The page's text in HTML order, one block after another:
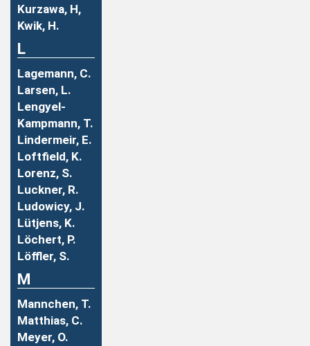
Kurzawa, H,
Kwik, H.
L
Lagemann, C.
Larsen, L.
Lengyel-
Kampmann, T.
Lindermeir, E.
Loftfield, K.
Lorenz, S.
Luckner, R.
Ludowicy, J.
Lütjens, K.
Löchert, P.
Löffler, S.
M
Mannchen, T.
Matthias, C.
Meyer, O.